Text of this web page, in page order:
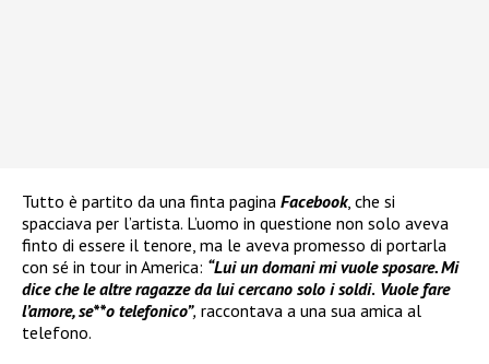
Tutto è partito da una finta pagina Facebook, che si
spacciava per l’artista. L’uomo in questione non solo aveva
finto di essere il tenore, ma le aveva promesso di portarla
con sé in tour in America: “Lui un domani mi vuole sposare. Mi
dice che le altre ragazze da lui cercano solo i soldi. Vuole fare
l’amore, se**o telefonico”, raccontava a una sua amica al
telefono.